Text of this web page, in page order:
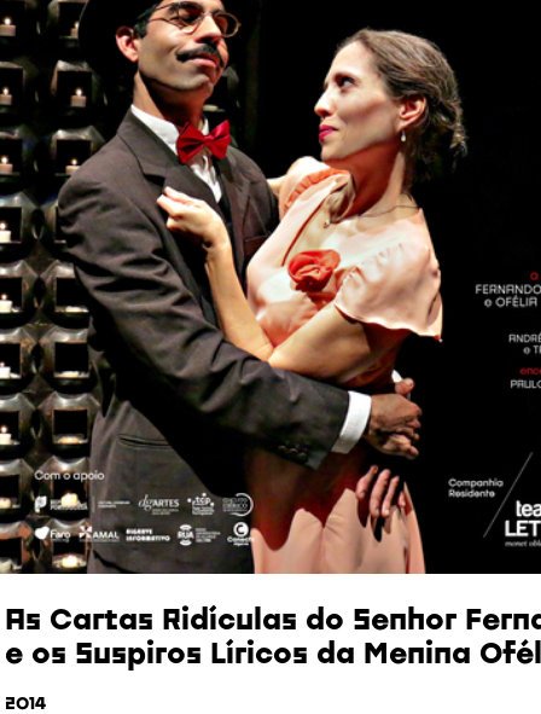
As Cartas Ridículas do Senhor
e os Suspiros Líricos da Menina
2014